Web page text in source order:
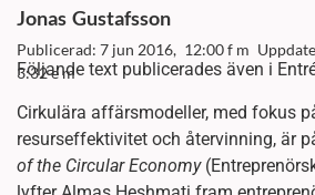
Jonas Gustafsson
Publicerad: 7 jun 2016, 12:00 f m
3:32 e m
Följande text publicerades även i
Cirkulära affärsmodeller, med fokus
resurseffektivitet och återvinning, är
of the Circular Economy